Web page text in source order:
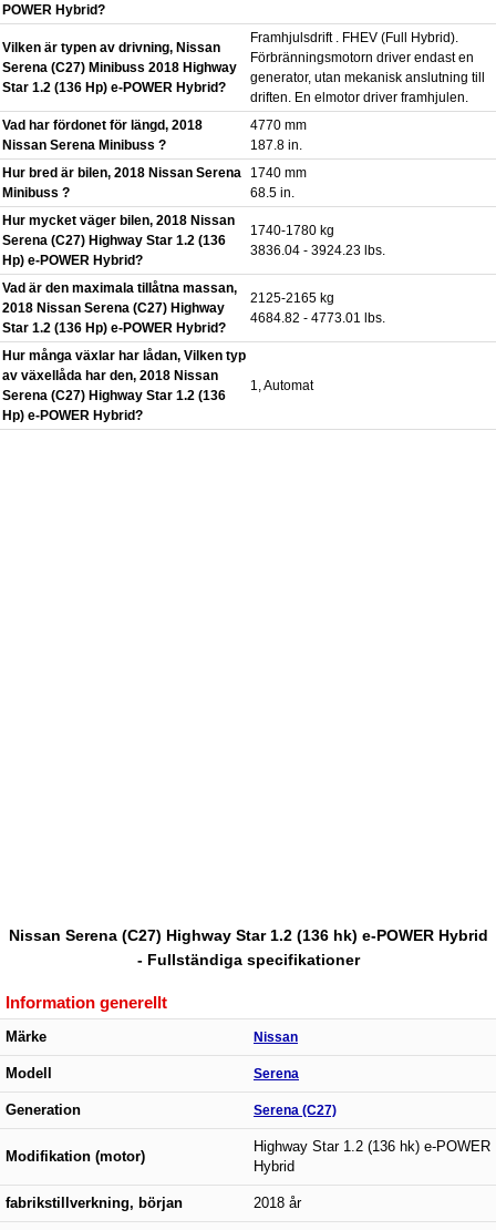
POWER Hybrid?
Vilken är typen av drivning, Nissan
Serena (C27) Minibuss 2018 Highway
Star 1.2 (136 Hp) e-POWER Hybrid?
Framhjulsdrift . FHEV (Full Hybrid).
Förbränningsmotorn driver endast en
generator, utan mekanisk anslutning till
driften. En elmotor driver framhjulen.
Vad har fördonet för längd, 2018
Nissan Serena Minibuss ?
4770 mm
187.8 in.
Hur bred är bilen, 2018 Nissan Serena
Minibuss ?
1740 mm
68.5 in.
Hur mycket väger bilen, 2018 Nissan
Serena (C27) Highway Star 1.2 (136
Hp) e-POWER Hybrid?
1740-1780 kg
3836.04 - 3924.23 lbs.
Vad är den maximala tillåtna massan,
2018 Nissan Serena (C27) Highway
Star 1.2 (136 Hp) e-POWER Hybrid?
2125-2165 kg
4684.82 - 4773.01 lbs.
Hur många växlar har lådan, Vilken typ
av växellåda har den, 2018 Nissan
Serena (C27) Highway Star 1.2 (136
Hp) e-POWER Hybrid?
1, Automat
Nissan Serena (C27) Highway Star 1.2 (136 hk) e-POWER Hybrid
- Fullständiga specifikationer
Information generellt
Märke Nissan
Modell Serena
Generation Serena (C27)
Modifikation (motor)
Highway Star 1.2 (136 hk) e-POWER
Hybrid
fabrikstillverkning, början 2018 år